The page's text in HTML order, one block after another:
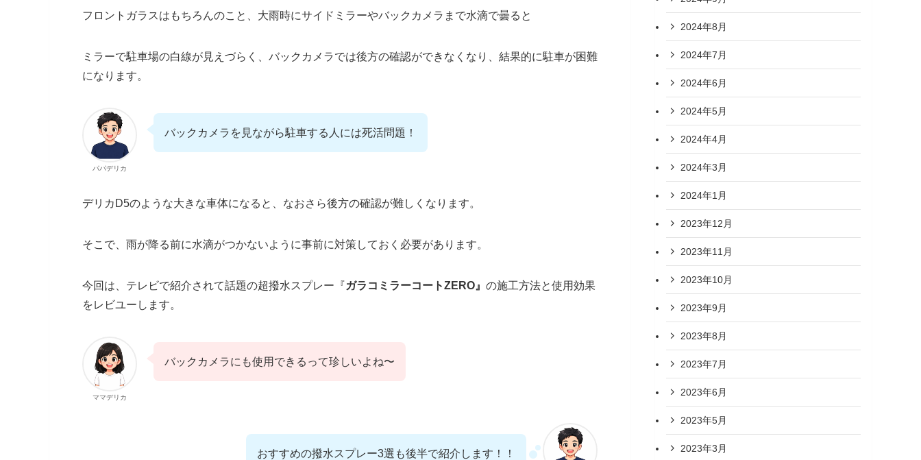
フロントガラスはもちろんのこと、大雨時にサイドミラーやバックカメラまで水滴で曇ると
ミラーで駐車場の白線が見えづらく、バックカメラでは後方の確認ができなくなり、結果的に駐車が困難
になります。
パパデリカ
バックカメラを見ながら駐車する人には死活問題！
デリカD5のような大きな車体になると、なおさら後方の確認が難しくなります。
そこで、雨が降る前に水滴がつかないように事前に対策しておく必要があります。
今回は、テレビで紹介されて話題の超撥水スプレー『ガラコミラーコートZERO』 の施工方法と使用効果
をレビユーします。
ママデリカ
バックカメラにも使用できるって珍しいよね〜
おすすめの撥水スプレー3選も後半で紹介します！！
2024年8月
2024年7月
2024年6月
2024年5月
2024年4月
2024年3月
2024年1月
2023年12月
2023年11月
2023年10月
2023年9月
2023年8月
2023年7月
2023年6月
2023年5月
2023年3月